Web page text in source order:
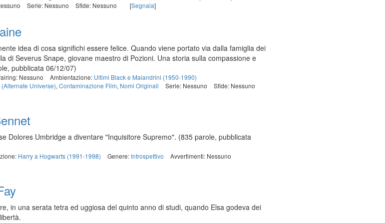
Serie: Nessuno Sfide: Nessuno [Segnala]
idea di cosa significhi essere felice. Quando viene portato via dalla famiglia dei
di Severus Snape, giovane maestro di Pozioni. Una storia sulla compassione e
pubblicata 06/12/07)
Nessuno Ambientazione: Ultimi Black e Malandrini (1950-1990)
(Alternate Universe), Contaminazione Film, Nomi Originali Serie: Nessuno
Sfide: Nessuno
Dolores Umbridge a diventare "Inquisitore Supremo". (835 parole, pubblicata
Harry a Hogwarts (1991-1998) Genere: Introspettivo
Avvertimenti: Nessuno
in una serata tetra ed uggiosa del quinto anno di studi, quando Elsa godeva dei